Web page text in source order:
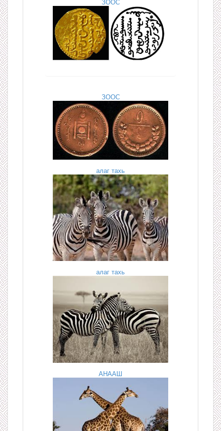
ЗООС
ЗООС
алаг тахь
алаг тахь
АНААШ